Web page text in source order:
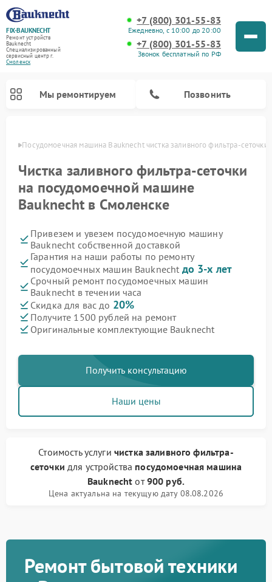
FIX-BAUKNECHT
Ремонт устройств
Bauknecht
Специализированный
cервисный центр г.
Смоленск
+7 (800) 301-55-83
Ежедневно, с 10:00 до 20:00
+7 (800) 301-55-83
Звонок бесплатный по РФ
Мы ремонтируем Позвонить
Посудомоечная машина Bauknecht чистка заливного фильтра-сеточки
Чистка заливного фильтра-сеточки
на посудомоечной машине
Bauknecht в Смоленске
Привезем и увезем посудомоечную машину
Bauknecht собственной доставкой
Гарантия на наши работы по ремонту
посудомоечных машин Bauknecht до 3-х лет
Срочный ремонт посудомоечных машин
Bauknecht в течении часа
Скидка для вас до 20%
Получите 1500 рублей на ремонт
Оригинальные комплектующие Bauknecht
Получить консультацию
Наши цены
Стоимость услуги чистка заливного фильтра-
сеточки для устройства посудомоечная машина
Bauknecht от900 руб.
Цена актуальна на текущую дату 08.08.2026
Ремонт бытовой техники